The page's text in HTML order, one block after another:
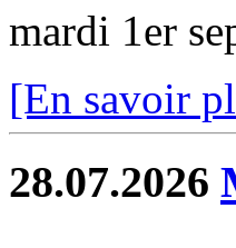
mardi 1er
[En savoir
28.07.2026